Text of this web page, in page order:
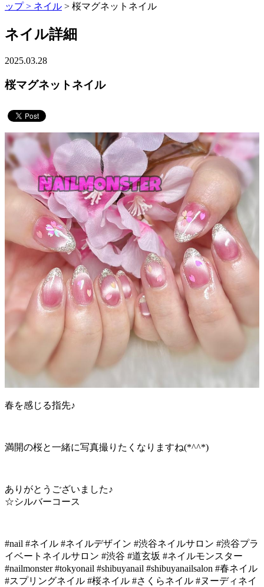
ップ > ネイル > 桜マグネットネイル
ネイル詳細
2025.03.28
桜マグネットネイル
春を感じる指先♪
満開の桜と一緒に写真撮りたくなりますね(*^^*)
ありがとうございました♪
☆シルバーコース
#nail #ネイル #ネイルデザイン #渋谷ネイルサロン #渋谷プラ
イベートネイルサロン #渋谷 #道玄坂 #ネイルモンスター
#nailmonster #tokyonail #shibuyanail #shibuyanailsalon #春ネイル
#スプリングネイル #桜ネイル #さくらネイル #ヌーディネイ